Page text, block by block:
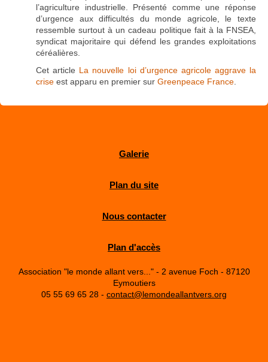
l’agriculture industrielle. Présenté comme une réponse
d’urgence aux difficultés du monde agricole, le texte
ressemble surtout à un cadeau politique fait à la FNSEA,
syndicat majoritaire qui défend les grandes exploitations
céréalières.
Cet article La nouvelle loi d’urgence agricole aggrave la
crise est apparu en premier sur Greenpeace France
Galerie
Plan du site
Nous contacter
Plan d'accès
Association "le monde allant vers..." - 2 avenue Foch - 87120
Eymoutiers
05 55 69 65 28 - contact@lemondeallantvers.org